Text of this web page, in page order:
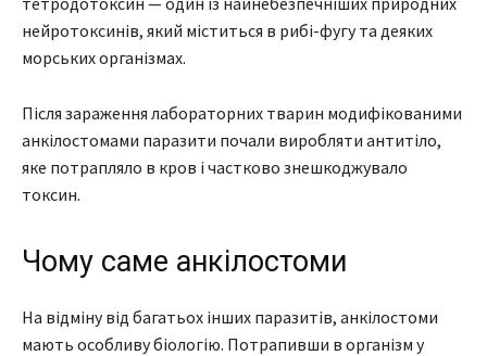
нейротоксинів, який міститься в рибі-фугу та деяких
морських організмах.
Після зараження лабораторних тварин модифікованими
анкілостомами паразити почали виробляти антитіло,
яке потрапляло в кров і частково знешкоджувало
токсин.
Чому саме анкілостоми
На відміну від багатьох інших паразитів, анкілостоми
мають особливу біологію. Потрапивши в організм у